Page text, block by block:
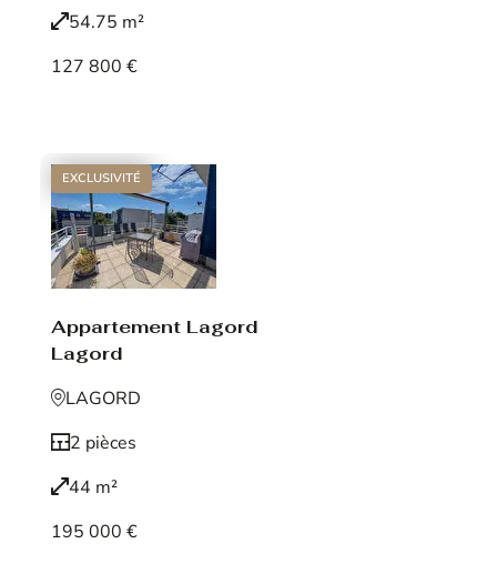
54.75 m²
127 800 €
EXCLUSIVITÉ
Appartement Lagord
Lagord
LAGORD
2 pièces
44 m²
195 000 €